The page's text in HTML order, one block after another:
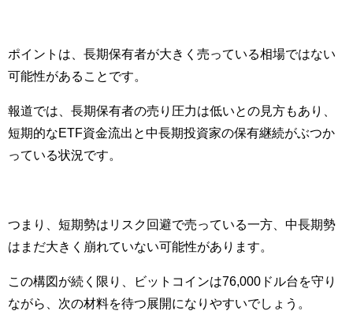
ポイントは、長期保有者が大きく売っている相場ではない
可能性があることです。
報道では、長期保有者の売り圧力は低いとの見方もあり、
短期的なETF資金流出と中長期投資家の保有継続がぶつか
っている状況です。
つまり、短期勢はリスク回避で売っている一方、中長期勢
はまだ大きく崩れていない可能性があります。
この構図が続く限り、ビットコインは76,000ドル台を守り
ながら、次の材料を待つ展開になりやすいでしょう。